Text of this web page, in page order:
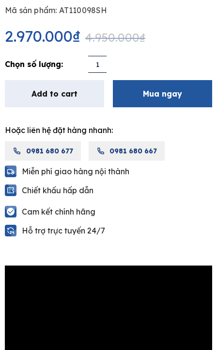
Mã sản phẩm: AT110098SH
4.950.000₫
Original
price
was:
4.950.000₫.
2.970.000₫
Current
price
is:
2.970.000₫.
nóng
đen
AT110098SH
quantity
Add to cart Mua ngay
Hoặc liên hệ đặt hàng nhanh:
0981 680 677 0981 680 667
Miễn phí giao hàng nội thành
Chiết khấu hấp dẫn
Cam kết chính hãng
Hỗ trợ trực tuyến 24/7